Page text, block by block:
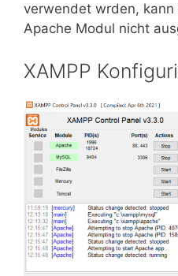
verwendet wrden, kann
Apache Modul nicht
XAMPP